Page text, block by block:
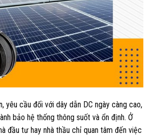
yêu cầu đối với dây dẫn DC ngày càng cao,
bảo hệ thống thông suốt và ổn định. Ở
đầu tư hay nhà thầu chỉ quan tâm đến việc